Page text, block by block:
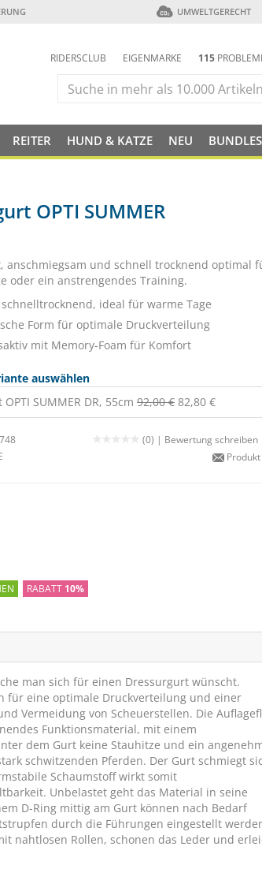
UMWELTGERECHT
RIDERSCLUB EIGENMARKE 115
REITER HUND & KATZE NEU BUNDLES
OPTI SUMMER
anschmiegsam und schnell trocknend optimal
oder ein anstrengendes Training.
ideal für warme Tage
Form für optimale Druckverteilung
mit Memory-Foam für Komfort
auswählen
SUMMER DR, 55cm 92,00 € 82,80 €
(0) | Bewertung schreiben
RABATT 10%
man sich für einen Dressurgurt wünscht.
für eine optimale Druckverteilung und einer
Vermeidung von Scheuerstellen. Die
Funktionsmaterial, mit einem
dem Gurt keine Stauhitze und ein
schwitzenden Pferden. Der Gurt schmiegt
Schaumstoff wirkt somit
Unbelastet geht das Material in seine
D-Ring mittig am Gurt können nach Bedarf
durch die Führungen eingestellt
nahtlosen Rollen, schonen das Leder und
USG